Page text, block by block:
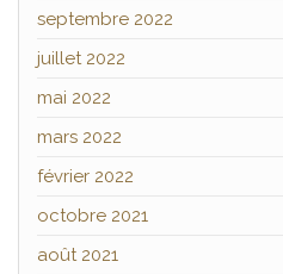
septembre 2022
juillet 2022
mai 2022
mars 2022
février 2022
octobre 2021
août 2021